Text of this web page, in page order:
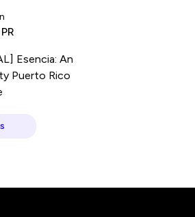
Esencia: An
Puerto Rico